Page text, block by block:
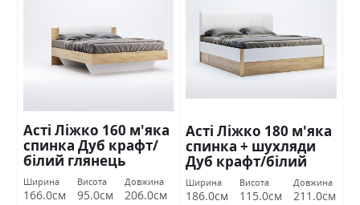
Асті Ліжко 160 м'яка
спинка Дуб крафт/
білий глянець
Міромарк
Ширина
166.0см
Висота
95.0см
Довжина
206.0см
Асті Ліжко 180 м'яка
спинка + шухляди
Дуб крафт/білий
глянець Міромарк
Ширина
186.0см
Висота
115.0см
Довжина
211.0см